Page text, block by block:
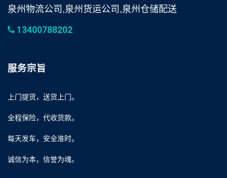
泉州物流公司,泉州货运公司,泉州仓储配送
13400788202
服务宗旨
上门提货，送货上门。
全程保险，代收货款。
每天发车，安全准时。
诚信为本，信誉为魂。